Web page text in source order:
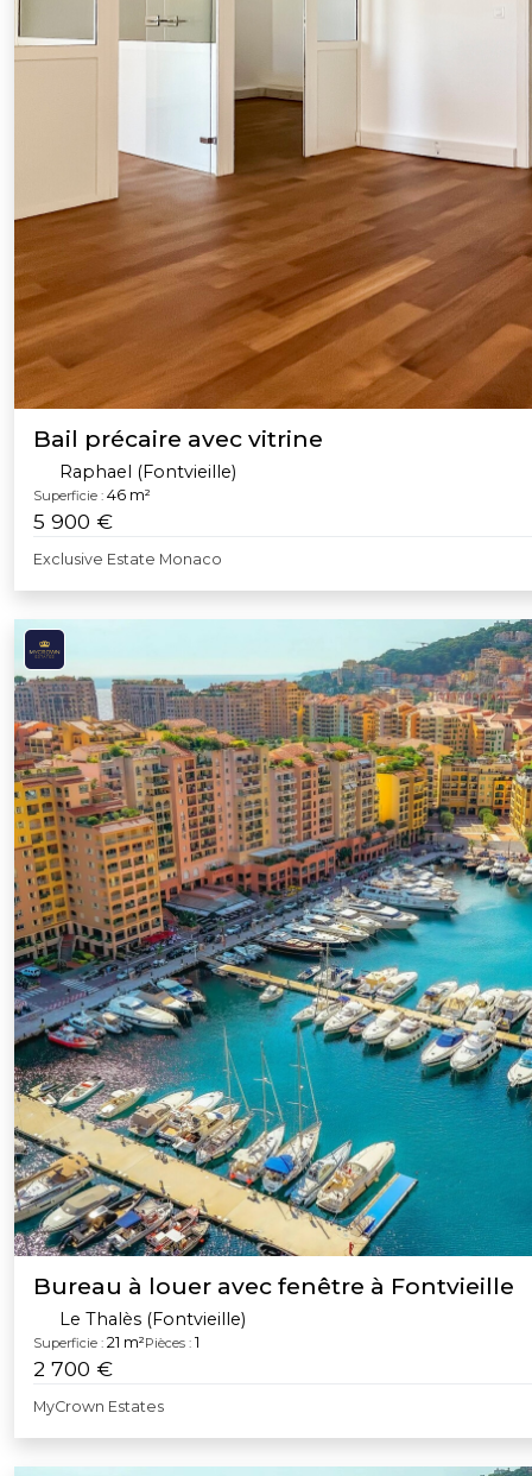
Bail précaire avec vitrine
Raphael (Fontvieille)
Superficie : 46 m²
5 900 €
Exclusive Estate Monaco
Bureau à louer avec fenêtre à Fontvieille
Le Thalès (Fontvieille)
Superficie : 21 m²Pièces : 1
2 700 €
MyCrown Estates